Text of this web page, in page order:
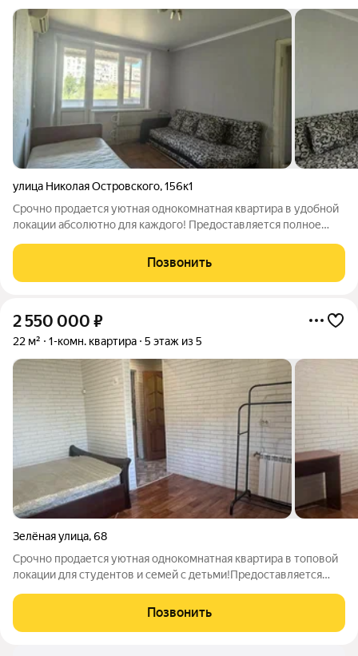
улица Николая Островского,156к1
Срочно продается уютная однокомнатная квартира в удобной
локации абсолютно для каждого! Предоставляется полное
квартира, расположенная в тихом, спокойном районе по
адресу: улица Н. Островского 156 к 1,
Позвонить
2 550 000 ₽
22 м² 1-комн. квартира 5 этаж из 5
Зелёная улица,68
Срочно продается уютная однокомнатная квартира в топовой
локации для студентов и семей с детьми!Предоставляется
квартира,расположенная в тихом,спокойном районе по адресу:
улица Зеленая,дом 68,
Позвонить